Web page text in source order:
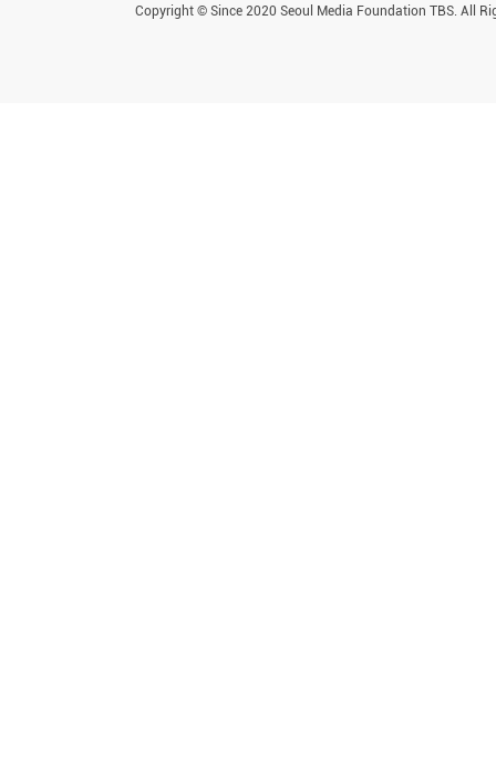
Copyright © Since 2020 Seoul Media Foundation TBS. All